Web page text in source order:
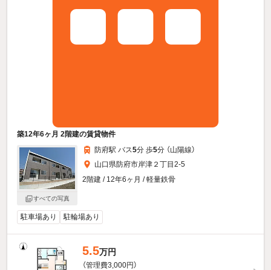
築12年6ヶ月 2階建の賃貸物件
すべての写真
防府駅 バス5分 歩5分 （山陽線）
山口県防府市岸津２丁目2-5
2階建 / 12年6ヶ月 / 軽量鉄骨
駐車場あり 駐輪場あり
5.5万円
（管理費3,000円）